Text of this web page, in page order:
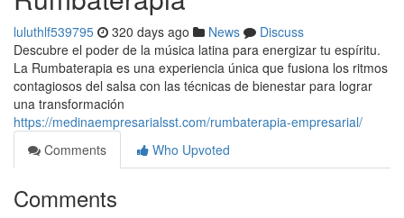
luluthlf539795 320 days ago News
Discuss
Descubre el poder de la música latina para energizar tu espíritu.
La Rumbaterapia es una experiencia única que fusiona los ritmos
contagiosos del salsa con las técnicas de bienestar para lograr
una transformación
https://medinaempresarialsst.com/rumbaterapia-empresarial/
Comments
Who Upvoted
Comments